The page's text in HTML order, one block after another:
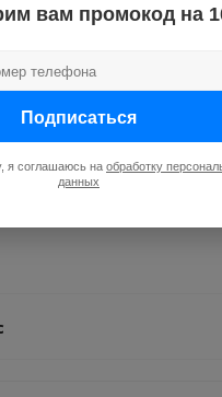
вам промокод на
Подписаться
я соглашаюсь на обработку
данных